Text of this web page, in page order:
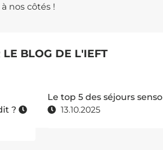
nos côtés !
LE BLOG DE L'IEFT
?
Le top 5 des séjours
13.10.2025